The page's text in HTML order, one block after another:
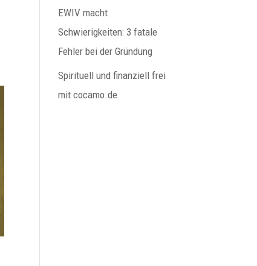
EWIV macht
Schwierigkeiten: 3 fatale
Fehler bei der Gründung
Spirituell und finanziell frei
mit cocamo.de